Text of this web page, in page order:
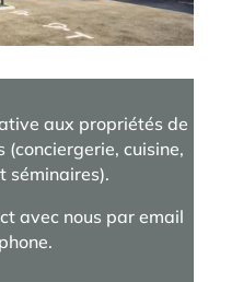
aux propriétés de
(conciergerie, cuisine,
séminaires).
avec nous par email